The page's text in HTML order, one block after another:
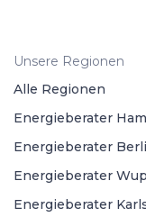
Unsere Regionen
Alle Regionen
Energieberater
Energieberater
Energieberater
Energieberater